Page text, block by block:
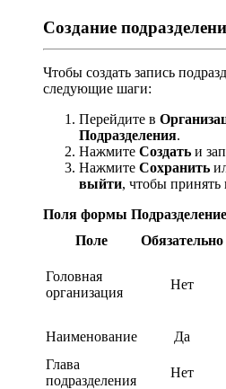
Создание
Чтобы создать запись
следующие шаги:
Перейдите в
Подразделения.
Нажмите Создать и
Нажмите Сохранить
выйти, чтобы принять
Поля формы Подразделение
Поле
Обязательно
Головная
организация
Нет
Наименование
Да
Глава
подразделения
Нет